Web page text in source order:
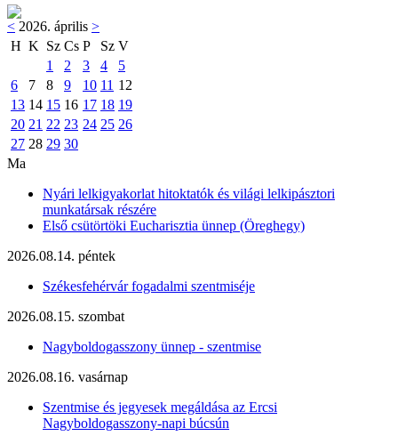
< 2026. április >
H K Sz Cs P Sz V
1
2 3 4
5
6
7 8 9 10 11 12
13 14 15 16 17 18 19
20 21 22 23 24 25 26
27 28 29 30
Ma
Nyári lelkigyakorlat hitoktatók és világi lelkipásztori
munkatársak részére
Első csütörtöki Eucharisztia ünnep (Öreghegy)
2026.08.14. péntek
Székesfehérvár fogadalmi szentmiséje
2026.08.15. szombat
Nagyboldogasszony ünnep - szentmise
2026.08.16. vasárnap
Szentmise és jegyesek megáldása az Ercsi
Nagyboldogasszony-napi búcsún